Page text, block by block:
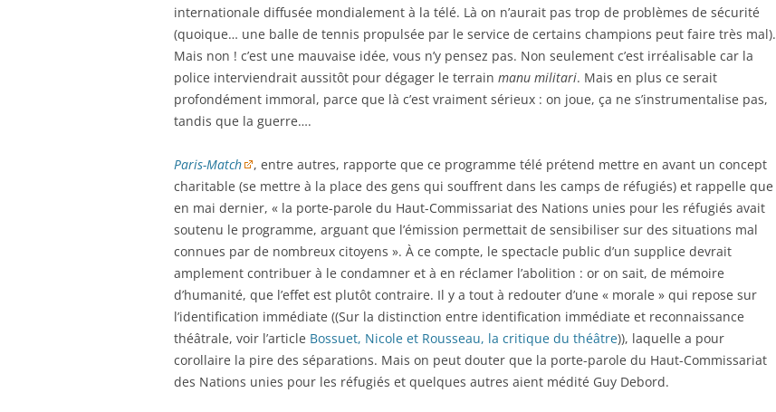
internationale diffusée mondialement à la télé. Là on n’aurait pas trop de problèmes de sécurité
(quoique… une balle de tennis propulsée par le service de certains champions peut faire très mal).
Mais non ! c’est une mauvaise idée, vous n’y pensez pas. Non seulement c’est irréalisable car la
police interviendrait aussitôt pour dégager le terrain manu militari. Mais en plus ce serait
profondément immoral, parce que là c’est vraiment sérieux : on joue, ça ne s’instrumentalise pas,
tandis que la guerre….
Paris-Match
, entre autres, rapporte que ce programme télé prétend mettre en avant un concept
charitable (se mettre à la place des gens qui souffrent dans les camps de réfugiés) et rappelle que
en mai dernier, « la porte-parole du Haut-Commissariat des Nations unies pour les réfugiés avait
soutenu le programme, arguant que l’émission permettait de sensibiliser sur des situations mal
connues par de nombreux citoyens ». À ce compte, le spectacle public d’un supplice devrait
amplement contribuer à le condamner et à en réclamer l’abolition : or on sait, de mémoire
d’humanité, que l’effet est plutôt contraire. Il y a tout à redouter d’une « morale » qui repose sur
l’identification immédiate ((Sur la distinction entre identification immédiate et reconnaissance
théâtrale, voir l’article Bossuet, Nicole et Rousseau, la critique du théâtre)), laquelle a pour
corollaire la pire des séparations. Mais on peut douter que la porte-parole du Haut-Commissariat
des Nations unies pour les réfugiés et quelques autres aient médité Guy Debord.